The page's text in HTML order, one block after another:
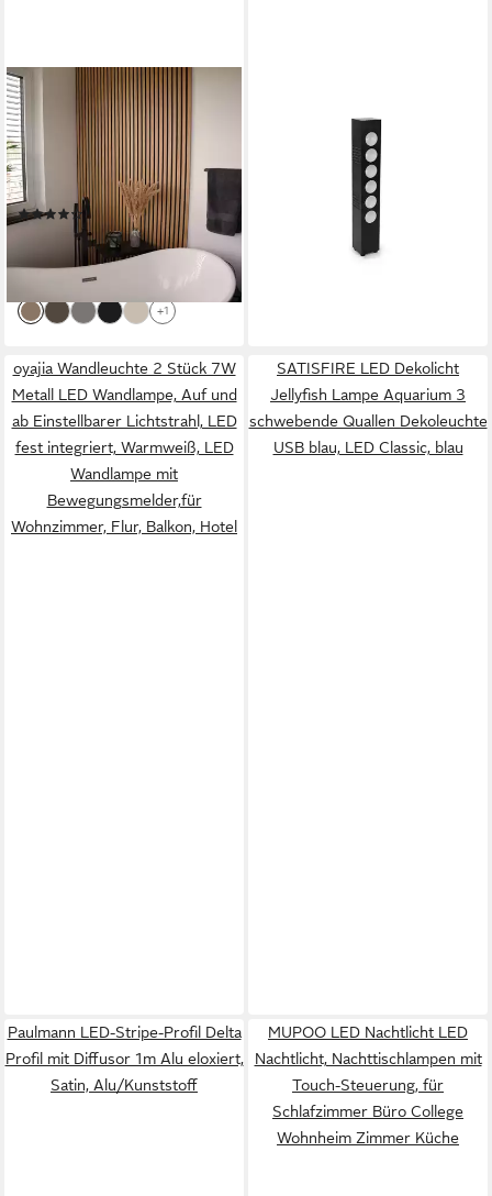
HOME DELUXE
Wandpaneel Akustikpaneel /
Lamellenwand SONIC, BxL:
40,00x80,00 cm, 0,32 qm,
(Schalldämpfend, 1-tlg.,
Individuell kürzbar und
zuschneidbar) Holzwand,
Akustik Wand Paneele,
(100)
ab 17,00 € UVP28,00 €
lieferbar - in 5-6 Werktagen bei dir
+1
Lichteffekt mit flackerfreier
Projektion und DMX-
lieferbar - in 3-4 Werktagen bei dir
oyajia Wandleuchte 2 Stück 7W
Metall LED Wandlampe, Auf und
ab Einstellbarer Lichtstrahl, LED
fest integriert, Warmweiß, LED
Wandlampe mit
Bewegungsmelder,für
Wohnzimmer, Flur, Balkon, Hotel
SATISFIRE LED Dekolicht
Jellyfish Lampe Aquarium 3
schwebende Quallen Dekoleuchte
USB blau, LED Classic, blau
Paulmann LED-Stripe-Profil Delta
Profil mit Diffusor 1m Alu eloxiert,
Satin, Alu/Kunststoff
MUPOO LED Nachtlicht LED
Nachtlicht, Nachttischlampen mit
Touch-Steuerung, für
Schlafzimmer Büro College
Wohnheim Zimmer Küche